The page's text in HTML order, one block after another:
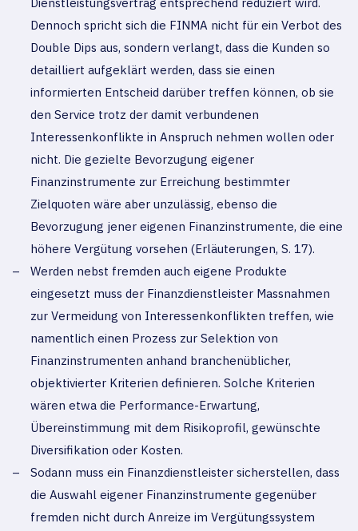
Dennoch spricht sich die FINMA nicht für ein Verbot des
Double Dips aus, sondern verlangt, dass die Kunden so
detailliert aufgeklärt werden, dass sie einen
informierten Entscheid darüber treffen können, ob sie
den Service trotz der damit verbundenen
Interessenkonflikte in Anspruch nehmen wollen oder
nicht. Die gezielte Bevorzugung eigener
Finanzinstrumente zur Erreichung bestimmter
Zielquoten wäre aber unzulässig, ebenso die
Bevorzugung jener eigenen Finanzinstrumente, die eine
höhere Vergütung vorsehen (Erläuterungen, S. 17).
Werden nebst fremden auch eigene Produkte
eingesetzt muss der Finanzdienstleister Massnahmen
zur Vermeidung von Interessenkonflikten treffen, wie
namentlich einen Prozess zur Selektion von
Finanzinstrumenten anhand branchenüblicher,
objektivierter Kriterien definieren. Solche Kriterien
wären etwa die Performance-Erwartung,
Übereinstimmung mit dem Risikoprofil, gewünschte
Diversifikation oder Kosten.
Sodann muss ein Finanzdienstleister sicherstellen, dass
die Auswahl eigener Finanzinstrumente gegenüber
fremden nicht durch Anreize im Vergütungssystem